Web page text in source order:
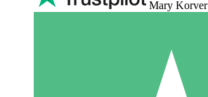
Mary Korver